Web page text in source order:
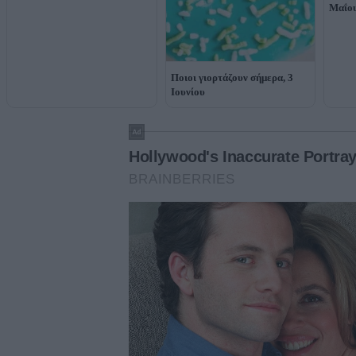
Ποιοι γιορτάζουν σήμερα, 3
Ιουνίου